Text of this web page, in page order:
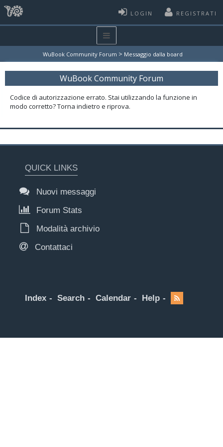
LOGIN REGISTRATI
WuBook Community Forum > Messaggio dalla board
WuBook Community Forum
Codice di autorizzazione errato. Stai utilizzando la funzione in
modo corretto? Torna indietro e riprova.
QUICK LINKS
Nuovi messaggi
Forum Stats
Modalità archivio
Contattaci
Index Search Calendar Help